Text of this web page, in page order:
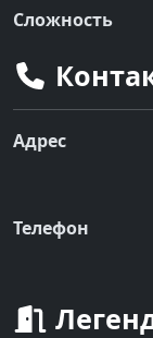
Сложность
Адрес
Телефон